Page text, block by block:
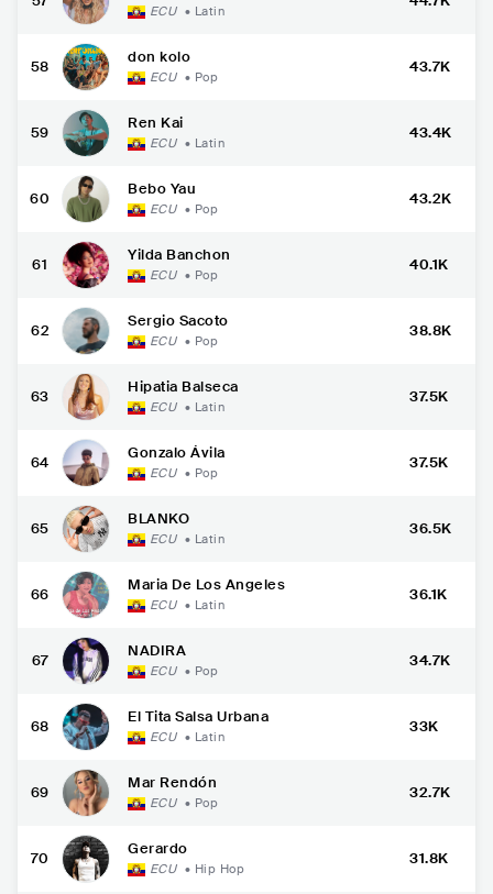
ECU • Latin
58
don kolo
ECU • Pop
43.7K
59
Ren Kai
ECU • Latin
43.4K
60
Bebo Yau
ECU • Pop
43.2K
61
Yilda Banchon
ECU • Pop
40.1K
62
Sergio Sacoto
ECU • Pop
38.8K
63
Hipatia Balseca
ECU • Latin
37.5K
64
Gonzalo Ávila
ECU • Pop
37.5K
65
BLANKO
ECU • Latin
36.5K
66
Maria De Los Angeles
ECU • Latin
36.1K
67
NADIRA
ECU • Pop
34.7K
68
El Tita Salsa Urbana
ECU • Latin
33K
69
Mar Rendón
ECU • Pop
32.7K
70
Gerardo
ECU • Hip Hop
31.8K